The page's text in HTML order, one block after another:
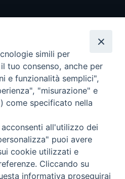
Tutti i diritti riservati - Vita
Torna
simili per
tuo consenso, anche per
e funzionalità semplici",
"misurazione" e
come specificato nella
all'utilizzo dei
puoi avere
cookie utilizzati e
Cliccando su
informativa proseguirai